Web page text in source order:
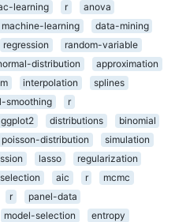
learning r
anova
machine-learning
data-mining
regression
random-variable
distribution
approximation
interpolation
splines
smoothing
r
ggplot2 distributions
binomial
poisson-distribution
simulation
lasso
regularization
aic r
mcmc
r
panel-data
model-selection
entropy